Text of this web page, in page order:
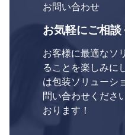
お問い合わせ
お気軽にご相談
お客様に最適なソ
ることを楽しみに
は包装ソリューシ
問い合わせくださ
おります！